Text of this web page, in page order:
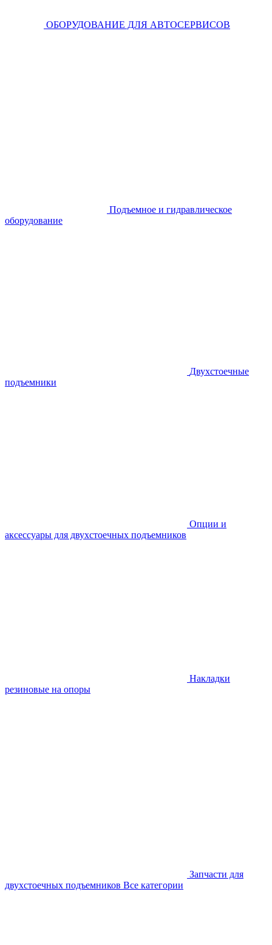
ОБОРУДОВАНИЕ ДЛЯ АВТОСЕРВИСОВ
Подъемное и гидравлическое
оборудование
Двухстоечные
подъемники
Опции и
аксессуары для двухстоечных подъемников
Накладки
резиновые на опоры
Запчасти для
двухстоечных подъемников Все категории